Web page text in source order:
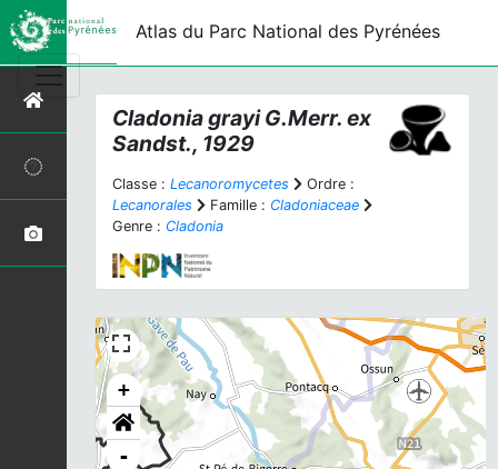
Atlas du Parc National des Pyrénées
Cladonia grayiG.Merr. ex
Sandst., 1929
Classe : Lecanoromycetes
Ordre :
Lecanorales
Famille : Cladoniaceae
Genre : Cladonia
+
-